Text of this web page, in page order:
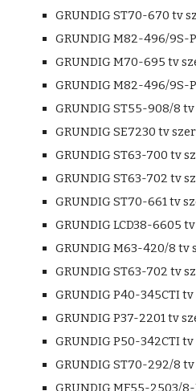
GRUNDIG ST70-670 tv
GRUNDIG M82-496/9S-
GRUNDIG M70-695 tv
GRUNDIG M82-496/9S-
GRUNDIG ST55-908/8
GRUNDIG SE7230 tv
GRUNDIG ST63-700 tv
GRUNDIG ST63-702 tv
GRUNDIG ST70-661 tv
GRUNDIG LCD38-6605
GRUNDIG M63-420/8 tv
GRUNDIG ST63-702 tv
GRUNDIG P40-345CTI
GRUNDIG P37-2201 tv
GRUNDIG P50-342CTI
GRUNDIG ST70-292/8
GRUNDIG MF55-2503/